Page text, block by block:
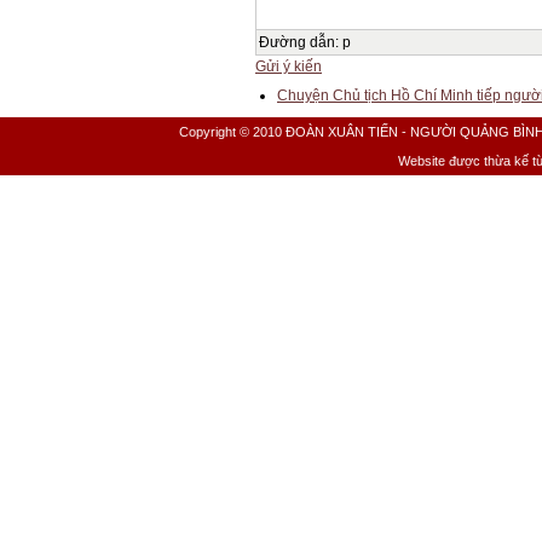
Đường dẫn: p
Gửi ý kiến
Chuyện Chủ tịch Hồ Chí Minh tiếp
Copyright © 2010 ĐOÀN XUÂN TIẾN - NGƯỜI QUẢNG
Website được thừa kế